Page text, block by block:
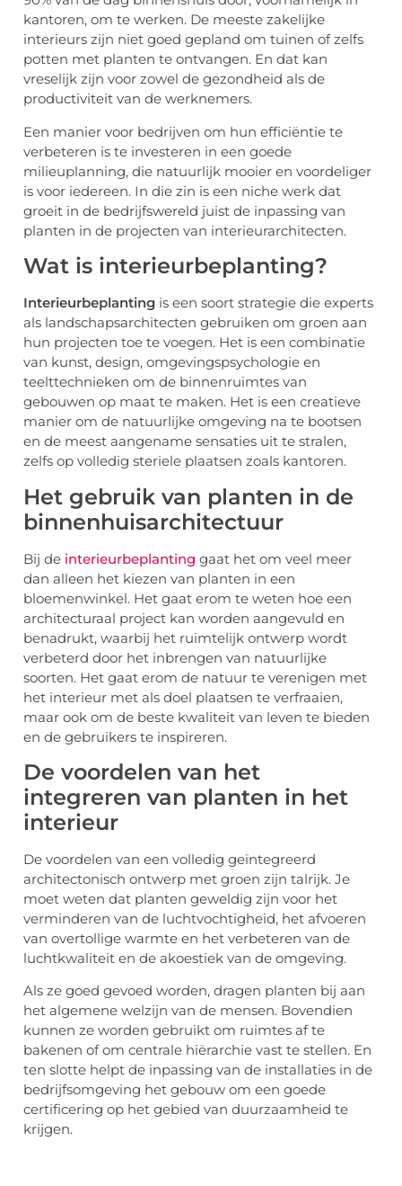
kantoren, om te werken. De meeste zakelijke
interieurs zijn niet goed gepland om tuinen of zelfs
potten met planten te ontvangen. En dat kan
vreselijk zijn voor zowel de gezondheid als de
productiviteit van de werknemers.
Een manier voor bedrijven om hun efficiëntie te
verbeteren is te investeren in een goede
milieuplanning, die natuurlijk mooier en voordeliger
is voor iedereen. In die zin is een niche werk dat
groeit in de bedrijfswereld juist de inpassing van
planten in de projecten van interieurarchitecten.
Wat is interieurbeplanting?
Interieurbeplanting is een soort strategie die experts
als landschapsarchitecten gebruiken om groen aan
hun projecten toe te voegen. Het is een combinatie
van kunst, design, omgevingspsychologie en
teelttechnieken om de binnenruimtes van
gebouwen op maat te maken. Het is een creatieve
manier om de natuurlijke omgeving na te bootsen
en de meest aangename sensaties uit te stralen,
zelfs op volledig steriele plaatsen zoals kantoren.
Het gebruik van planten in de
binnenhuisarchitectuur
Bij de interieurbeplanting gaat het om veel meer
dan alleen het kiezen van planten in een
bloemenwinkel. Het gaat erom te weten hoe een
architecturaal project kan worden aangevuld en
benadrukt, waarbij het ruimtelijk ontwerp wordt
verbeterd door het inbrengen van natuurlijke
soorten. Het gaat erom de natuur te verenigen met
het interieur met als doel plaatsen te verfraaien,
maar ook om de beste kwaliteit van leven te bieden
en de gebruikers te inspireren.
De voordelen van het
integreren van planten in het
interieur
De voordelen van een volledig geïntegreerd
architectonisch ontwerp met groen zijn talrijk. Je
moet weten dat planten geweldig zijn voor het
verminderen van de luchtvochtigheid, het afvoeren
van overtollige warmte en het verbeteren van de
luchtkwaliteit en de akoestiek van de omgeving.
Als ze goed gevoed worden, dragen planten bij aan
het algemene welzijn van de mensen. Bovendien
kunnen ze worden gebruikt om ruimtes af te
bakenen of om centrale hiërarchie vast te stellen. En
ten slotte helpt de inpassing van de installaties in de
bedrijfsomgeving het gebouw om een goede
certificering op het gebied van duurzaamheid te
krijgen.